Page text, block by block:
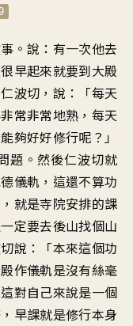
。 說：有一次他去
早起來就要到大殿
波切 ， 說：「每天
常非常地熟 ， 每天
夠好好修行呢 ？」
題 。 然後仁波切就
儀軌 ， 這還不算功
， 就是寺院安排的課
定要去後山找個山
說 ：「本來這個功
作儀軌是沒有絲毫
對自己來說是一個
， 早課就是修行本身